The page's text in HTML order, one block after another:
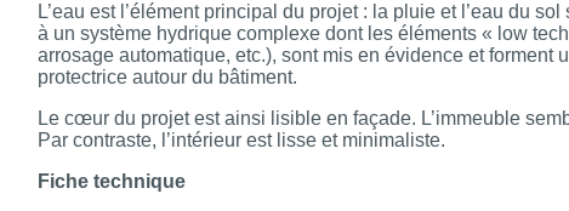
L’eau est l’élément principal du projet : la pluie et l’eau du
à un système hydrique complexe dont les éléments « low
arrosage automatique, etc.), sont mis en évidence et forment
protectrice autour du bâtiment.
Le cœur du projet est ainsi lisible en façade. L’immeuble
Par contraste, l’intérieur est lisse et minimaliste.
Fiche technique